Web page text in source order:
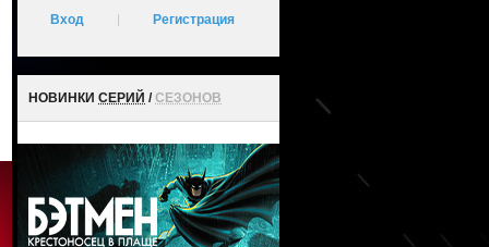
Вход Регистрация
НОВИНКИ СЕРИЙ /СЕЗОНОВ